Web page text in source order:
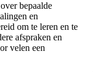
bepaalde
en
om te leren en te
afspraken en
velen een